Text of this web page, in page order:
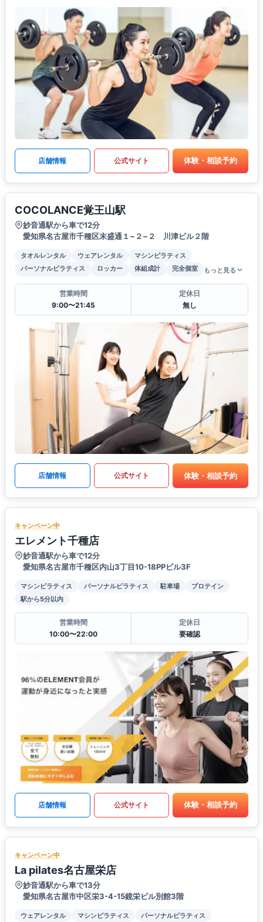
店舗情報 公式サイト 体験・相談予約
COCOLANCE覚王山駅
妙音通駅から車で12分
愛知県名古屋市千種区末盛通１−２−２ 川津ビル２階
タオルレンタル ウェアレンタル
マシンピラティス
パーソナルピラティス
ロッカー 体組成計 完全個室 もっと見る
営業時間
9:00〜21:45
定休日
無し
店舗情報 公式サイト 体験・相談予約
キャンペーン中
エレメント千種店
妙音通駅から車で12分
愛知県名古屋市千種区内山3丁目10-18PPビル3F
マシンピラティス パーソナルピラティス 駐車場
プロテイン
駅から5分以内
営業時間
10:00〜22:00
定休日
要確認
店舗情報 公式サイト 体験・相談予約
キャンペーン中
La pilates名古屋栄店
妙音通駅から車で13分
愛知県名古屋市中区栄3-4-15鏡栄ビル別館3階
ウェアレンタル マシンピラティス
パーソナルピラティス